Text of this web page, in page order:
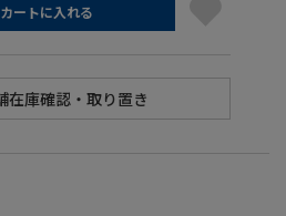
カートに入れる